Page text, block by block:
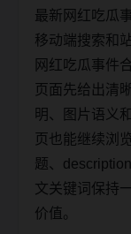
最新网红吃瓜
移动端搜索和
网红吃瓜事件
页面先给出清
明、图片语义
页也能继续浏
题、
文关键词保持
价值。